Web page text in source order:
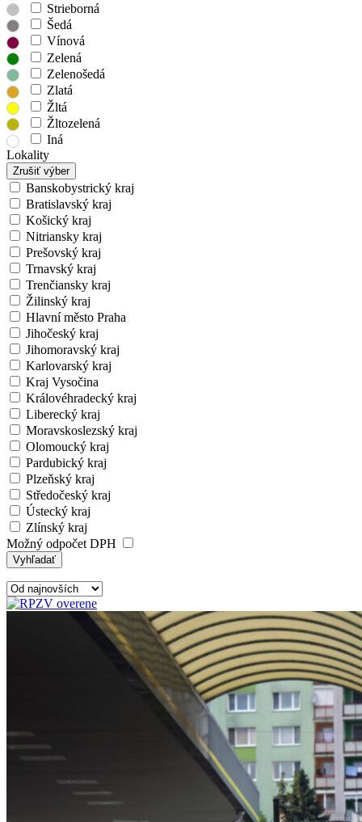
Strieborná
Šedá
Vínová
Zelená
Zelenošedá
Zlatá
Žltá
Žltozelená
Iná
Lokality
Zrušiť výber
Banskobystrický kraj
Bratislavský kraj
Košický kraj
Nitriansky kraj
Prešovský kraj
Trnavský kraj
Trenčiansky kraj
Žilinský kraj
Hlavní město Praha
Jihočeský kraj
Jihomoravský kraj
Karlovarský kraj
Kraj Vysočina
Královéhradecký kraj
Liberecký kraj
Moravskoslezský kraj
Olomoucký kraj
Pardubický kraj
Plzeňský kraj
Středočeský kraj
Ústecký kraj
Zlínský kraj
Možný odpočet DPH
Vyhľadať